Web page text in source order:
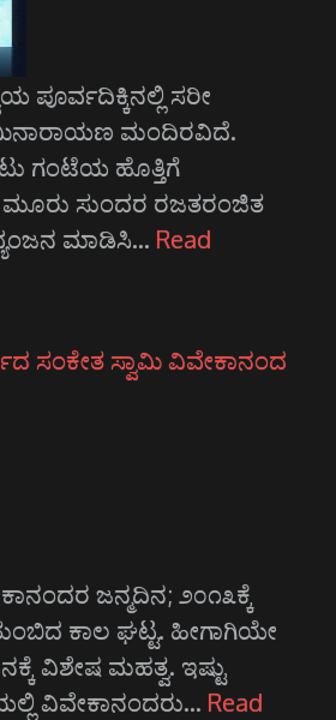
ಪೂರ್ವದಿಕ್ಕಿನಲ್ಲಿ ಸರೀ
ಮಂದಿರವಿದೆ.
ಗಂಟೆಯ ಹೊತ್ತಿಗೆ
ಸುಂದರ ರಜತರಂಜಿತ
ಮಾಡಿಸಿ… Read
ಸಂಕೇತ ಸ್ವಾಮಿ ವಿವೇಕಾನಂದ
ಜನ್ಮದಿನ; ೨೦೧೩ಕ್ಕೆ
ಕಾಲ ಘಟ್ಟ. ಹೀಗಾಗಿಯೇ
ವಿಶೇಷ ಮಹತ್ವ. ಇಷ್ಟು
ವಿವೇಕಾನಂದರು… Read